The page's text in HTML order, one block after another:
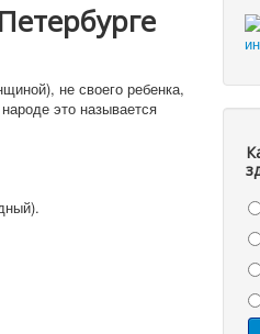
не своего ребенка,
это называется